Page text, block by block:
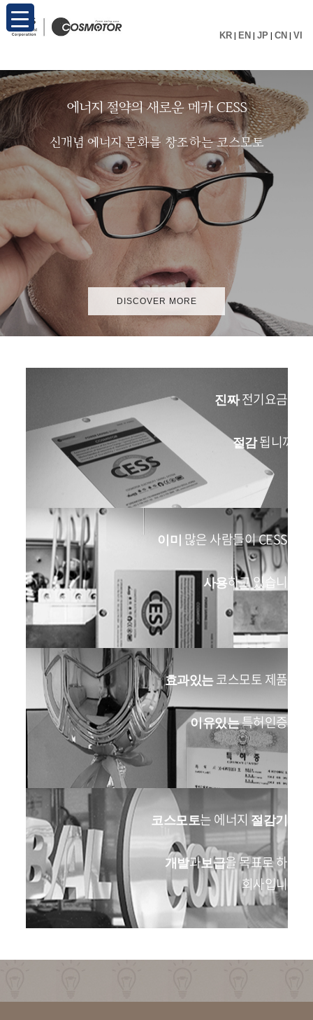
KR | EN | JP | CN | VI
에너지 절약의 새로운 메카 CESS
신개념 에너지 문화를 창조하는 코스모토
DISCOVER MORE
진짜전기요금이
절감됩니까?
이미 많은 사람들이 CESS를
사용하고 있습니다
효과있는코스모토 제품의
이유있는특허인증들
코스모토는 에너지 절감기
개발과보급을 목표로 하는
회사입니다